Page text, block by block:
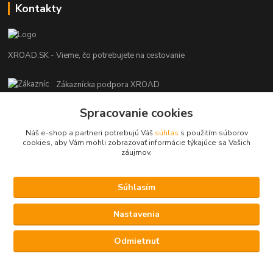
Kontakty
XROAD.SK - Vieme, čo potrebujete na cestovanie
Zákaznícka podpora XROAD
+421 948 013 566
Po-Pi (08:00-16:00), So (11:00-14:00)
info@xroad.sk
Nastavenia cookies.
Copyright © 2021 XROAD.SK
Vytvorené na
Eshop-rychlo.sk
Spracovanie cookies
Náš e-shop a partneri potrebujú Váš súhlas s použitím súborov
cookies, aby Vám mohli zobrazovať informácie týkajúce sa Vašich
záujmov.
Nastavenia
Súhlasím